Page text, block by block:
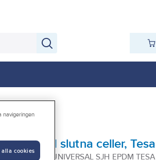
med slutna celler, Tesa
5M SVART UNIVERSAL SJH EPDM TESA
navigeringen
alla cookies